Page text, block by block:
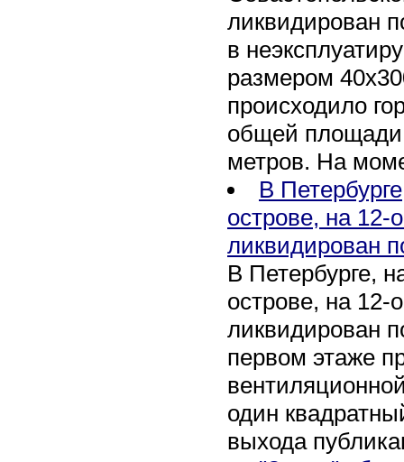
ликвидирован
в
размером
происходило
общей площади
метров. На
В
острове, на 12-
ликвидирован
В Петербурге,
острове, на 12-
ликвидирован
первом этаже
один
выхода